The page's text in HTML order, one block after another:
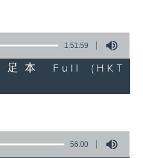
1:51:59
本 Full (HKT
56:00